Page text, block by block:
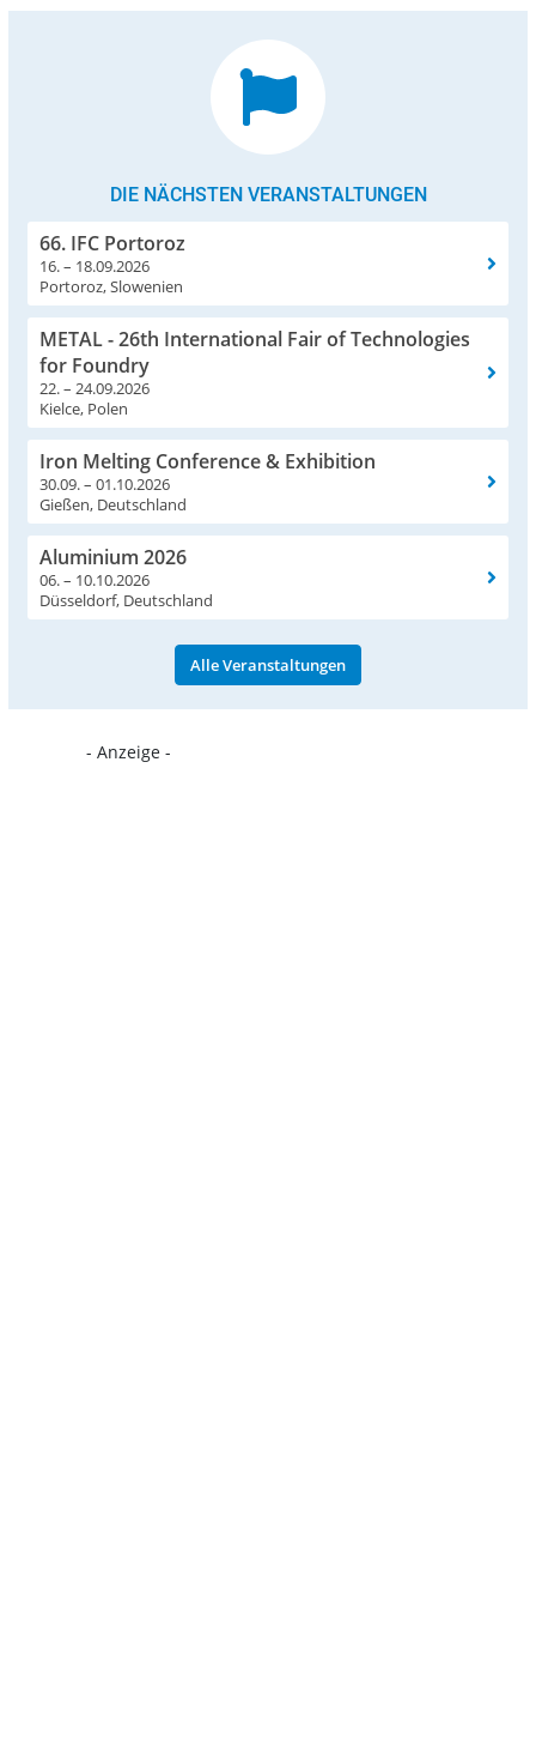
DIE NÄCHSTEN VERANSTALTUNGEN
66. IFC Portoroz
16. – 18.09.2026
Portoroz, Slowenien
METAL - 26th International Fair of Technologies
for Foundry
22. – 24.09.2026
Kielce, Polen
Iron Melting Conference & Exhibition
30.09. – 01.10.2026
Gießen, Deutschland
Aluminium 2026
06. – 10.10.2026
Düsseldorf, Deutschland
Alle Veranstaltungen
- Anzeige -